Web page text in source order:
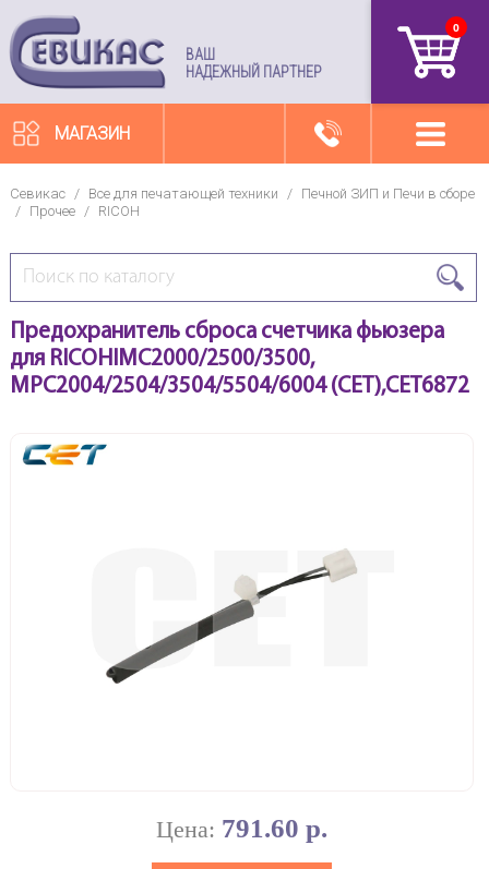
ВАШ
НАДЕЖНЫЙ ПАРТНЕР
0
МАГАЗИН
Севикас / Все для печатающей техники /
Печной ЗИП и Печи в сборе
/
Прочее / RICOH
Предохранитель сброса счетчика фьюзера
для RICOHIMC2000/2500/3500,
MPC2004/2504/3504/5504/6004 (CET),CET6872
Цена: 791.60 р.